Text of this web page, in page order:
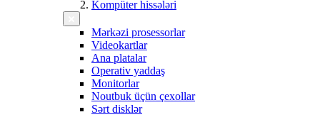
Kompüter hissələri
Mərkəzi prosessorlar
Videokartlar
Ana platalar
Operativ yaddaş
Monitorlar
Noutbuk üçün çexollar
Sərt disklər